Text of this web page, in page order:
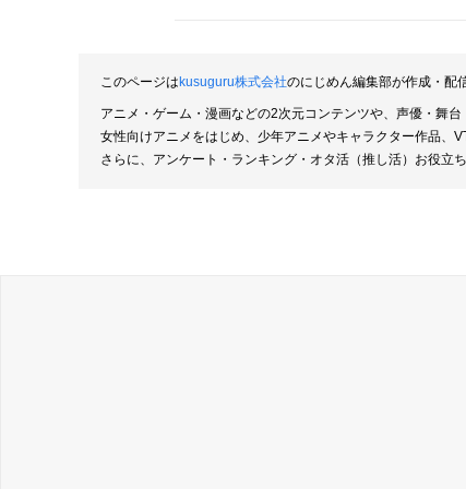
このページはkusuguru株式会社のにじめん編集部が作成・配
アニメ・ゲーム・漫画などの2次元コンテンツや、声優・舞
女性向けアニメをはじめ、少年アニメやキャラクター作品、
さらに、アンケート・ランキング・オタ活（推し活）お役立